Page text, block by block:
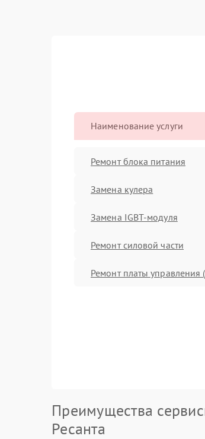
Наименование услуги
Ремонт блока питания
Замена кулера
Замена IGBT-модуля
Ремонт силовой части
Ремонт платы управления
Преимущества
Ресанта